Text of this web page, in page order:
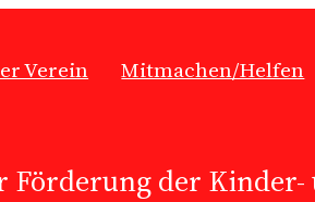
Verein Mitmachen/Helfen
Förderung der Kinder-